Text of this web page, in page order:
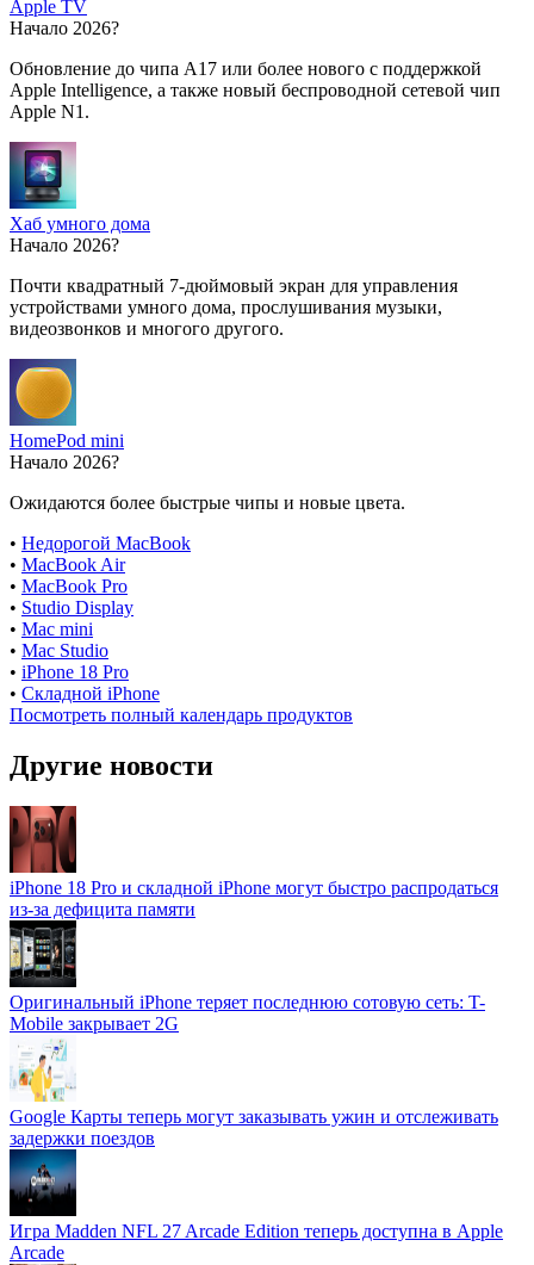
Apple TV
Начало 2026?
Обновление до чипа A17 или более нового с поддержкой
Apple Intelligence, а также новый беспроводной сетевой чип
Apple N1.
Хаб умного дома
Начало 2026?
Почти квадратный 7-дюймовый экран для управления
устройствами умного дома, прослушивания музыки,
видеозвонков и многого другого.
HomePod mini
Начало 2026?
Ожидаются более быстрые чипы и новые цвета.
• Недорогой MacBook
• MacBook Air
• MacBook Pro
• Studio Display
• Mac mini
• Mac Studio
• iPhone 18 Pro
• Складной iPhone
Посмотреть полный календарь продуктов
Другие новости
iPhone 18 Pro и складной iPhone могут быстро распродаться
из-за дефицита памяти
Оригинальный iPhone теряет последнюю сотовую сеть: T-
Mobile закрывает 2G
Google Карты теперь могут заказывать ужин и отслеживать
задержки поездов
Игра Madden NFL 27 Arcade Edition теперь доступна в Apple
Arcade